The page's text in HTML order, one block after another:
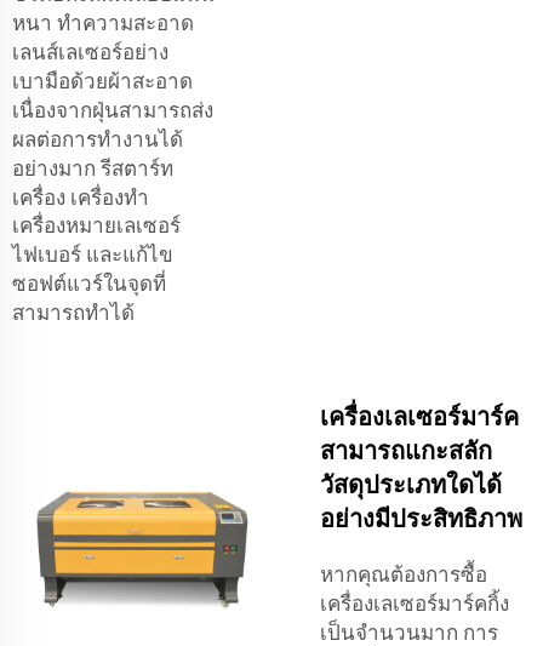
หนา ทำความสะอาด
เลนส์เลเซอร์อย่าง
เบามือด้วยผ้าสะอาด
เนื่องจากฝุ่นสามารถส่ง
ผลต่อการทำงานได้
อย่างมาก รีสตาร์ท
เครื่อง เครื่องทำ
เครื่องหมายเลเซอร์
ไฟเบอร์ และแก้ไข
ซอฟต์แวร์ในจุดที่
สามารถทำได้
เครื่องเลเซอร์มาร์ค
สามารถแกะสลัก
วัสดุประเภทใดได้
อย่างมีประสิทธิภาพ
หากคุณต้องการซื้อ
เครื่องเลเซอร์มาร์คกิ้ง
เป็นจำนวนมาก การ